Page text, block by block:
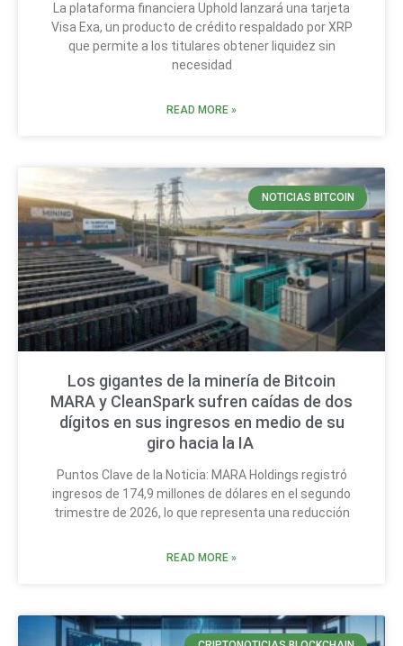
La plataforma financiera Uphold lanzará una tarjeta
Visa Exa, un producto de crédito respaldado por XRP
que permite a los titulares obtener liquidez sin
necesidad
READ MORE »
NOTICIAS BITCOIN
Los gigantes de la minería de Bitcoin
MARA y CleanSpark sufren caídas de dos
dígitos en sus ingresos en medio de su
giro hacia la IA
Puntos Clave de la Noticia: MARA Holdings registró
ingresos de 174,9 millones de dólares en el segundo
trimestre de 2026, lo que representa una reducción
READ MORE »